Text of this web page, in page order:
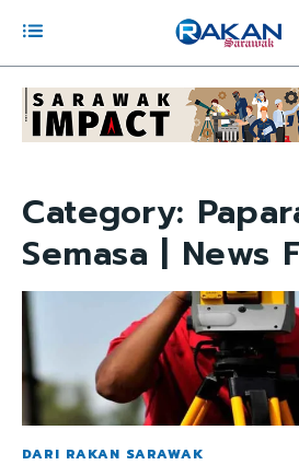
Category:
Semasa | News
DARI RAKAN SARAWAK